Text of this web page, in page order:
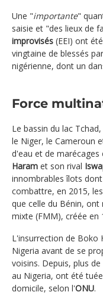
Une "importante"
saisie et "des lieux de
improvisés (EEI) ont
vingtaine de blessés
nigérienne, dont un
Force
Le bassin du lac
le Niger, le Cameroun
d'eau et de
Haram et son rival
innombrables îlots
combattre, en 2015,
que celle du Bénin,
mixte (FMM), créée en
L'insurrection de Boko
Nigeria avant de se
voisins. Depuis, plus
au Nigeria, ont été
domicile, selon l'ONU.